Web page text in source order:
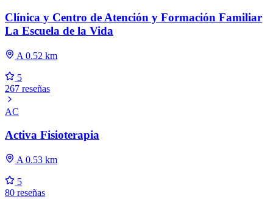
Clínica y Centro de Atención y Formación Familiar
La Escuela de la Vida
A 0.52 km
5
267 reseñas
AC
Activa Fisioterapia
A 0.53 km
5
80 reseñas